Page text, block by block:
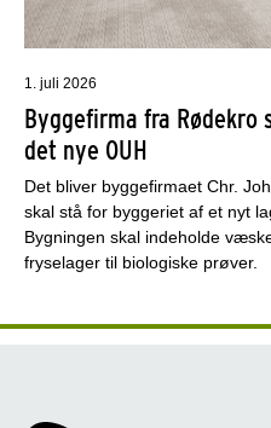
1. juli 2026
Byggefirma fra Rødekro
det nye OUH
Det bliver byggefirmaet Chr.
skal stå for byggeriet af et nyt
Bygningen skal indeholde
fryselager til biologiske prøver.